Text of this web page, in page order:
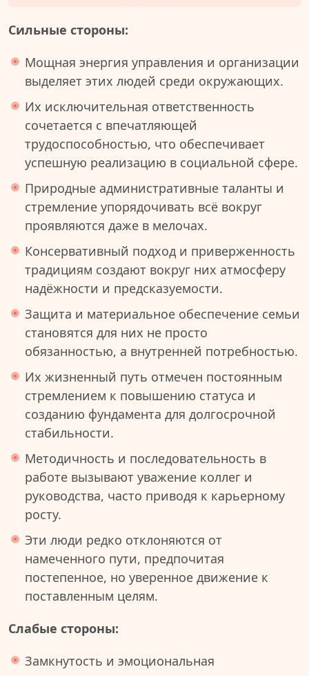
Сильные стороны:
Мощная энергия управления и организации
выделяет этих людей среди окружающих.
Их исключительная ответственность
сочетается с впечатляющей
трудоспособностью, что обеспечивает
успешную реализацию в социальной сфере.
Природные административные таланты и
стремление упорядочивать всё вокруг
проявляются даже в мелочах.
Консервативный подход и приверженность
традициям создают вокруг них атмосферу
надёжности и предсказуемости.
Защита и материальное обеспечение семьи
становятся для них не просто
обязанностью, а внутренней потребностью.
Их жизненный путь отмечен постоянным
стремлением к повышению статуса и
созданию фундамента для долгосрочной
стабильности.
Методичность и последовательность в
работе вызывают уважение коллег и
руководства, часто приводя к карьерному
росту.
Эти люди редко отклоняются от
намеченного пути, предпочитая
постепенное, но уверенное движение к
поставленным целям.
Слабые стороны:
Замкнутость и эмоциональная